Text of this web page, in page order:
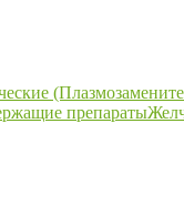
препараты